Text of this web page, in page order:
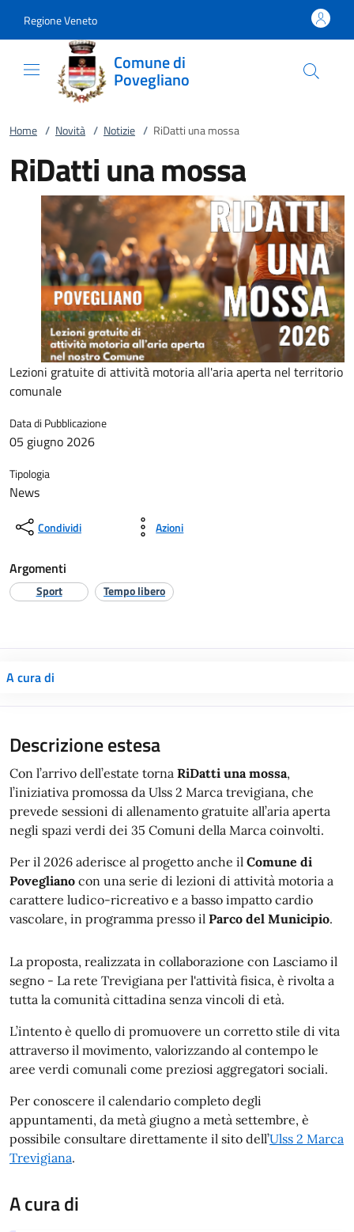
Regione Veneto
Comune di
Povegliano
Home / Novità / Notizie / RiDatti una mossa
RiDatti una mossa
Lezioni gratuite di attività motoria all'aria aperta nel territorio
comunale
Data di Pubblicazione
05 giugno 2026
Tipologia
News
Condividi Azioni
Argomenti
Sport Tempo libero
A cura di
Descrizione estesa
Con l’arrivo dell’estate torna RiDatti una mossa,
l’iniziativa promossa da Ulss 2 Marca trevigiana, che
prevede sessioni di allenamento gratuite all’aria aperta
negli spazi verdi dei 35 Comuni della Marca coinvolti.
Per il 2026 aderisce al progetto anche il Comune di
Povegliano con una serie di lezioni di attività motoria a
carattere ludico-ricreativo e a basso impatto cardio
vascolare, in programma presso il Parco del Municipio.
La proposta, realizzata in collaborazione con Lasciamo il
segno - La rete Trevigiana per l'attività fisica, è rivolta a
tutta la comunità cittadina senza vincoli di età.
L’intento è quello di promuovere un corretto stile di vita
attraverso il movimento, valorizzando al contempo le
aree verdi comunali come preziosi aggregatori sociali.
Per conoscere il calendario completo degli
appuntamenti, da metà giugno a metà settembre, è
possibile consultare direttamente il sito dell’Ulss 2 Marca
Trevigiana.
A cura di